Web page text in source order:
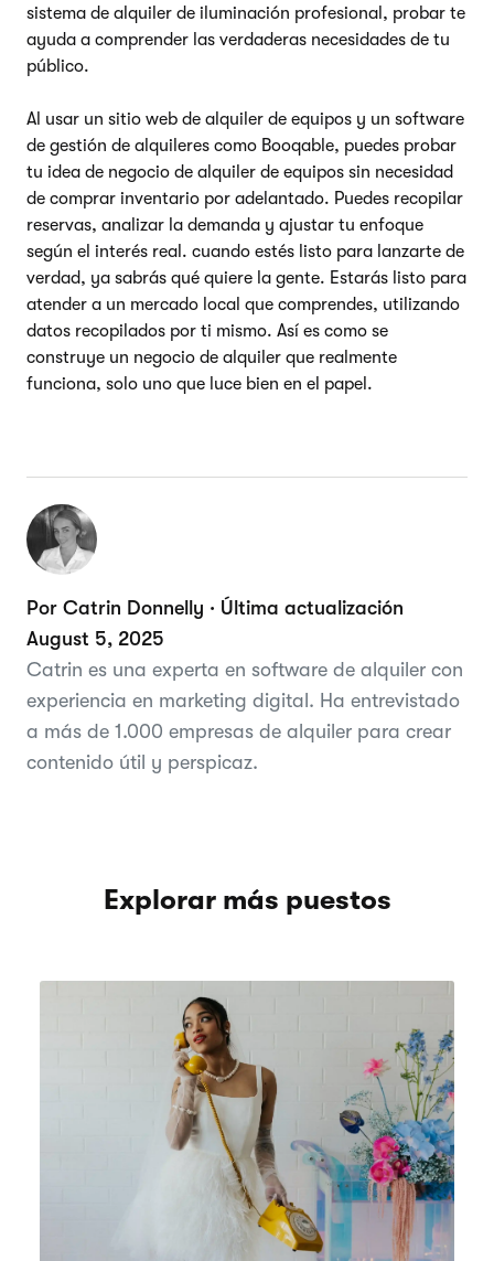
sistema de alquiler de iluminación profesional, probar te
ayuda a comprender las verdaderas necesidades de tu
público.
Al usar un sitio web de alquiler de equipos y un software
de gestión de alquileres como Booqable, puedes probar
tu idea de negocio de alquiler de equipos sin necesidad
de comprar inventario por adelantado. Puedes recopilar
reservas, analizar la demanda y ajustar tu enfoque
según el interés real. cuando estés listo para lanzarte de
verdad, ya sabrás qué quiere la gente. Estarás listo para
atender a un mercado local que comprendes, utilizando
datos recopilados por ti mismo. Así es como se
construye un negocio de alquiler que realmente
funciona, solo uno que luce bien en el papel.
Por Catrin Donnelly · Última actualización
August 5, 2025
Catrin es una experta en software de alquiler con
experiencia en marketing digital. Ha entrevistado
a más de 1.000 empresas de alquiler para crear
contenido útil y perspicaz.
Explorar más puestos